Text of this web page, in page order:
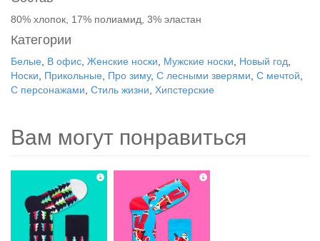
80% хлопок, 17% полиамид, 3% эластан
Категории
Белые В офис Женские носки Мужские носки Новый год
Носки
Прикольные Про зиму, С лесными зверями С мечтой
С персонажами Стиль жизни Хипстерские
Вам могут понравиться